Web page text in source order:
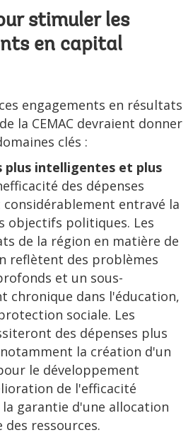
stimuler les
en capital
engagements en résultats
la CEMAC devraient donner
clés :
plus intelligentes et plus
des dépenses
entravé la
objectifs politiques. Les
de la région en matière de
reflètent des problèmes
et un sous-
chronique dans l'éducation,
sociale. Les
des dépenses plus
la création d'un
le développement
de l'efficacité
garantie d'une allocation
ressources.